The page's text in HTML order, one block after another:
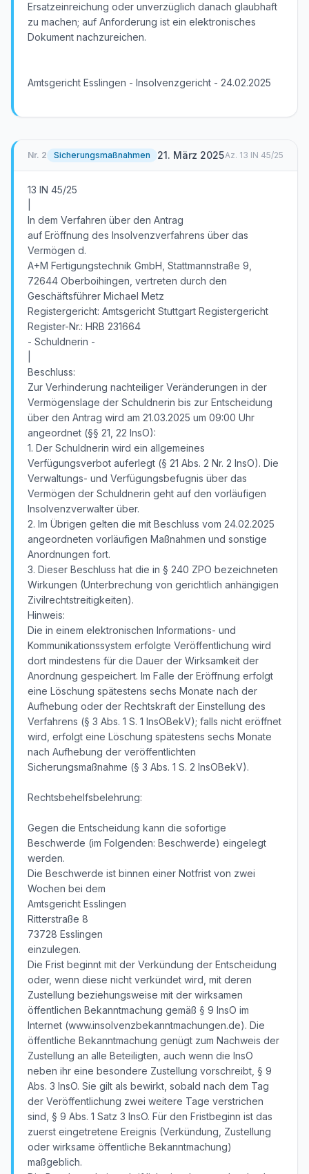
Ersatzeinreichung oder unverzüglich danach glaubhaft
zu machen; auf Anforderung ist ein elektronisches
Dokument nachzureichen.
Amtsgericht Esslingen - Insolvenzgericht - 24.02.2025
Nr. 2 Sicherungsmaßnahmen 21. März 2025Az. 13 IN 45/25
13 IN 45/25
In dem Verfahren über den Antrag
auf Eröffnung des Insolvenzverfahrens über das
Vermögen d.
A+M Fertigungstechnik GmbH, Stattmannstraße 9,
72644 Oberboihingen, vertreten durch den
Geschäftsführer Michael Metz
Registergericht: Amtsgericht Stuttgart Registergericht
Register-Nr.: HRB 231664
- Schuldnerin -
Beschluss:
Zur Verhinderung nachteiliger Veränderungen in der
Vermögenslage der Schuldnerin bis zur Entscheidung
über den Antrag wird am 21.03.2025 um 09:00 Uhr
angeordnet (§§ 21, 22 InsO):
1. Der Schuldnerin wird ein allgemeines
Verfügungsverbot auferlegt (§ 21 Abs. 2 Nr. 2 InsO). Die
Verwaltungs- und Verfügungsbefugnis über das
Vermögen der Schuldnerin geht auf den vorläufigen
Insolvenzverwalter über.
2. Im Übrigen gelten die mit Beschluss vom 24.02.2025
angeordneten vorläufigen Maßnahmen und sonstige
Anordnungen fort.
3. Dieser Beschluss hat die in § 240 ZPO bezeichneten
Wirkungen (Unterbrechung von gerichtlich anhängigen
Zivilrechtstreitigkeiten).
Hinweis:
Die in einem elektronischen Informations- und
Kommunikationssystem erfolgte Veröffentlichung wird
dort mindestens für die Dauer der Wirksamkeit der
Anordnung gespeichert. Im Falle der Eröffnung erfolgt
eine Löschung spätestens sechs Monate nach der
Aufhebung oder der Rechtskraft der Einstellung des
Verfahrens (§ 3 Abs. 1 S. 1 InsOBekV); falls nicht eröffnet
wird, erfolgt eine Löschung spätestens sechs Monate
nach Aufhebung der veröffentlichten
Sicherungsmaßnahme (§ 3 Abs. 1 S. 2 InsOBekV).
Rechtsbehelfsbelehrung:
Gegen die Entscheidung kann die sofortige
Beschwerde (im Folgenden: Beschwerde) eingelegt
werden.
Die Beschwerde ist binnen einer Notfrist von zwei
Wochen bei dem
Amtsgericht Esslingen
Ritterstraße 8
73728 Esslingen
einzulegen.
Die Frist beginnt mit der Verkündung der Entscheidung
oder, wenn diese nicht verkündet wird, mit deren
Zustellung beziehungsweise mit der wirksamen
öffentlichen Bekanntmachung gemäß § 9 InsO im
Internet (www.insolvenzbekanntmachungen.de). Die
öffentliche Bekanntmachung genügt zum Nachweis der
Zustellung an alle Beteiligten, auch wenn die InsO
neben ihr eine besondere Zustellung vorschreibt, § 9
Abs. 3 InsO. Sie gilt als bewirkt, sobald nach dem Tag
der Veröffentlichung zwei weitere Tage verstrichen
sind, § 9 Abs. 1 Satz 3 InsO. Für den Fristbeginn ist das
zuerst eingetretene Ereignis (Verkündung, Zustellung
oder wirksame öffentliche Bekanntmachung)
maßgeblich.